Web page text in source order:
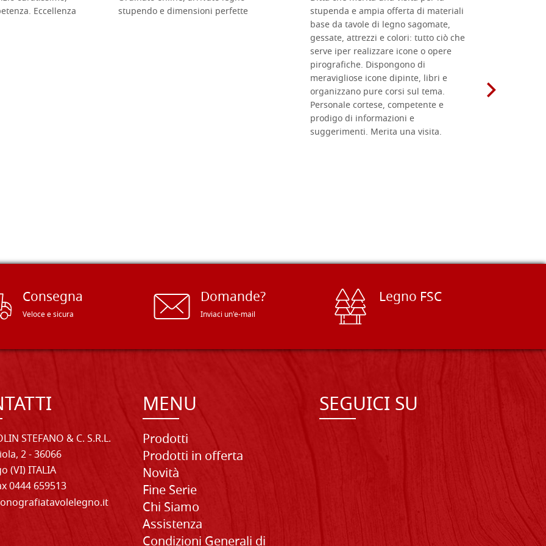
Eccellenza
stupendo e dimensioni perfette
stupenda e ampia offerta di materiali
base da tavole di legno sagomate,
gessate, attrezzi e colori: tutto ciò che
serve iper realizzare icone o opere
pirografiche. Dispongono di
meravigliose icone dipinte, libri e
organizzano pure corsi sul tema.
Personale cortese, competente e
prodigo di informazioni e
suggerimenti. Merita una visita.
Consegna
Veloce e sicura
Domande?
Inviaci un'e-mail
Legno FSC
STEFANO & C. S.R.L.
2 - 36066
(VI) ITALIA
0444 659513
MENU
Prodotti
Prodotti in offerta
Novità
Fine Serie
Chi Siamo
Assistenza
Condizioni Generali di
SEGUICI SU